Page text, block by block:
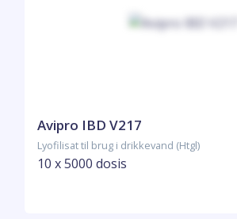
Avipro IBD V217
Lyofilisat til brug i drikkevand (Htgl)
10 x 5000 dosis